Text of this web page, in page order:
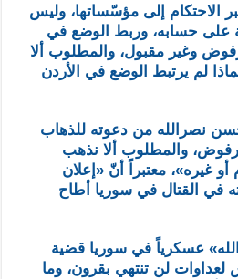
الاحتكام إلى مؤسّساتها، وليس
على حسابه، وربط الوضع في
وغير مقبول، والمطلوب ألا
لم يرتبط الوضع في الأردن
نصرالله من دعوته للذهاب
والمطلوب ألا نذهب
أو غيره»، معتبراً أنّ «إعلان
في القتال في سوريا أطاح
عسكرياً في سوريا قضية
لن تنتهي بقرون، وما